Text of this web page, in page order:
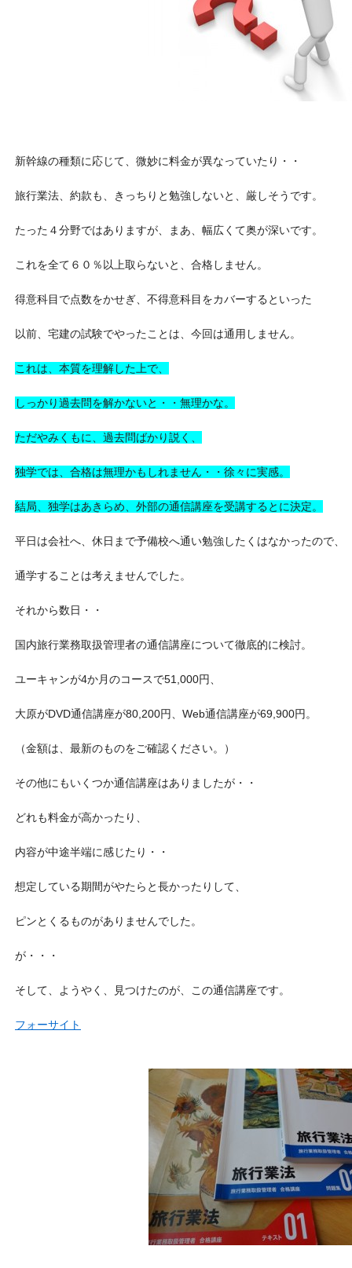
新幹線の種類に応じて、微妙に料金が異なっていたり・・
旅行業法、約款も、きっちりと勉強しないと、厳しそうです。
たった４分野ではありますが、まあ、幅広くて奥が深いです。
これを全て６０％以上取らないと、合格しません。
得意科目で点数をかせぎ、不得意科目をカバーするといった
以前、宅建の試験でやったことは、今回は通用しません。
これは、本質を理解した上で、
しっかり過去問を解かないと・・無理かな。
ただやみくもに、過去問ばかり説く、
独学では、合格は無理かもしれません・・徐々に実感。
結局、独学はあきらめ、外部の通信講座を受講するとに決定。
平日は会社へ、休日まで予備校へ通い勉強したくはなかったので、
通学することは考えませんでした。
それから数日・・
国内旅行業務取扱管理者の通信講座について徹底的に検討。
ユーキャンが4か月のコースで51,000円、
大原がDVD通信講座が80,200円、Web通信講座が69,900円。
（金額は、最新のものをご確認ください。）
その他にもいくつか通信講座はありましたが・・
どれも料金が高かったり、
内容が中途半端に感じたり・・
想定している期間がやたらと長かったりして、
ピンとくるものがありませんでした。
が・・・
そして、ようやく、見つけたのが、この通信講座です。
フォーサイト